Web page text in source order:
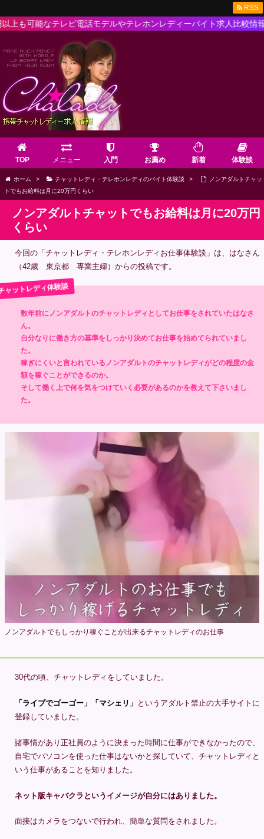
ビ電話モデルやテレホンレディーバイト求人比較情報が満載！！
TOP メニュー 入門 お薦め 新着 体験談
RSS
ホーム > チャットレディ・テレホンレディのバイト体験談 >
ノンアダルトチャッ
トでもお給料は月に20万円くらい
ノンアダルトチャットでもお給料は月に20万円
くらい
今回の「チャットレディ・テレホンレディお仕事体験談」は、はなさん
（42歳 東京都 専業主婦）からの投稿です。
数年前にノンアダルトのチャットレディとしてお仕事をされていたはなさ
ん。
自分なりに働き方の基準をしっかり決めてお仕事を始めてられていまし
た。
稼ぎにくいと言われているノンアダルトのチャットレディがどの程度の金
額を稼ぐことができるのか。
そして働く上で何を気をつけていく必要があるのかを教えて下さいまし
た。
ノンアダルトでもしっかり稼ぐことが出来るチャットレディのお仕事
30代の頃、チャットレディをしていました。
「ライブでゴーゴー」「マシェリ」 というアダルト禁止の大手サイトに
登録していました。
諸事情があり正社員のように決まった時間に仕事ができなかったので、
自宅でパソコンを使った仕事はないかと探していて、チャットレディと
いう仕事があることを知りました。
ネット版キャバクラというイメージが自分にはありました。
面接はカメラをつないで行われ、簡単な質問をされました。